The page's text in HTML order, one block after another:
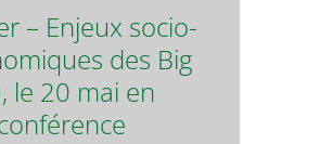
– Enjeux socio-
des Big
le 20 mai en